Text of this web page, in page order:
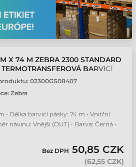
X 74 M ZEBRA 2300 STANDARD
BARVICÍ
02300GS08407
Zebra
• Délka barvicí pásky: 74 m • Vnitřní
návinu: Vnější (OUT) • Barva: Černá •
Bez DPH 50,85 CZK
(62,55 CZK)